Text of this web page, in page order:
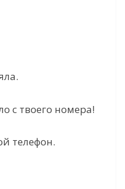
с твоего номера!
телефон.